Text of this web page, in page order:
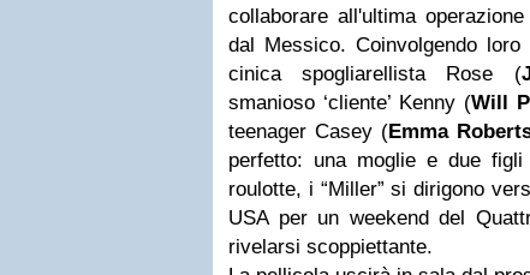
collaborare all'ultima
dal Messico. Coinvolgendo
cinica spogliarellista Rose (
smanioso ‘cliente’ Kenny (Will
teenager Casey (Emma
perfetto: una moglie e due
roulotte, i “Miller” si dirigono
USA per un weekend del
rivelarsi scoppiettante.